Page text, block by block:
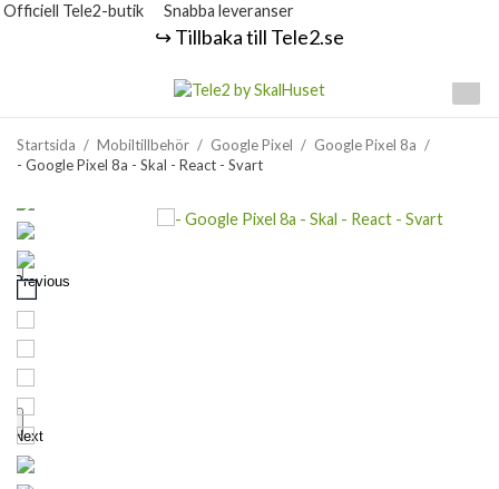
Officiell Tele2-butik Snabba leveranser
↪️ Tillbaka till Tele2.se
Startsida / Mobiltillbehör / Google Pixel / Google Pixel 8a /
- Google Pixel 8a - Skal - React - Svart
Previous
Next